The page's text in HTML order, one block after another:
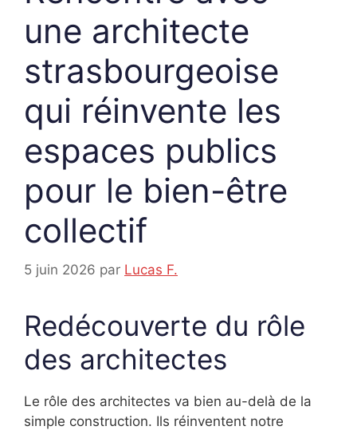
une architecte
strasbourgeoise
qui réinvente les
espaces publics
pour le bien-être
collectif
5 juin 2026 par Lucas F.
Redécouverte du rôle
des architectes
Le rôle des architectes va bien au-delà de la
simple construction. Ils réinventent notre